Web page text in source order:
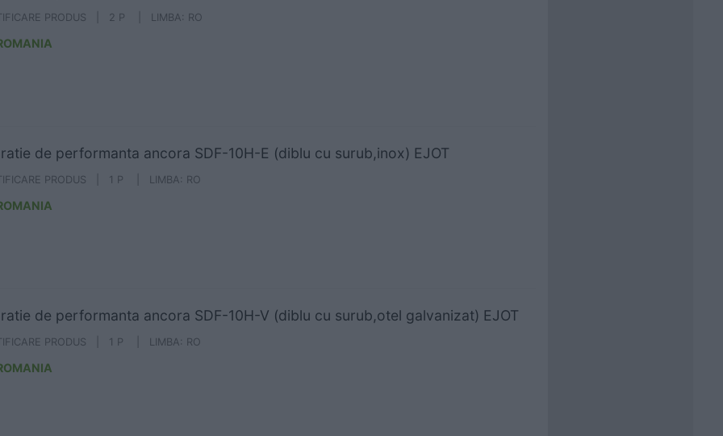
PRODUS | 2 P | LIMBA: RO
de performanta ancora SDF-10H-E (diblu cu surub,inox) EJOT
PRODUS | 1 P | LIMBA: RO
de performanta ancora SDF-10H-V (diblu cu surub,otel galvanizat) EJOT
PRODUS | 1 P | LIMBA: RO